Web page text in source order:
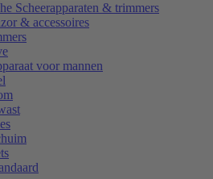
Scheerapparaten & trimmers
& accessoires
voor mannen